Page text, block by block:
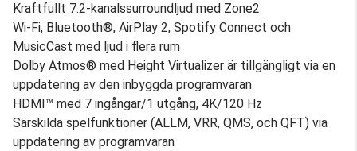
Kraftfullt 7.2-kanalssurroundljud med Zone2
Wi-Fi, Bluetooth®, AirPlay 2, Spotify Connect och
MusicCast med ljud i flera rum
Dolby Atmos® med Height Virtualizer är tillgängligt via en
uppdatering av den inbyggda programvaran
HDMI™ med 7 ingångar/1 utgång, 4K/120 Hz
Särskilda spelfunktioner (ALLM, VRR, QMS, och QFT) via
uppdatering av programvaran